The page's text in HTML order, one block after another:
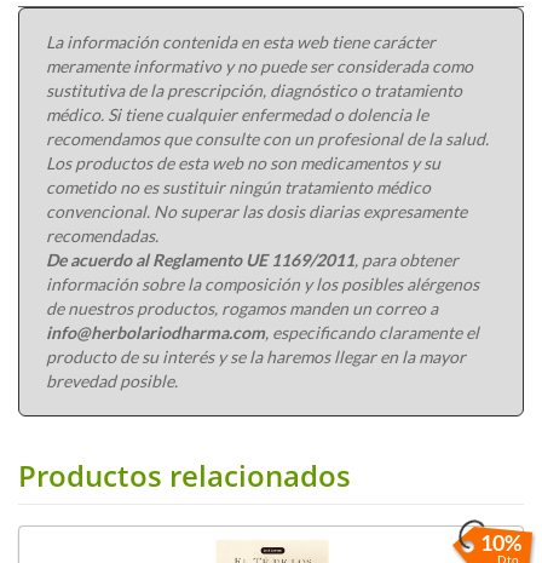
La información contenida en esta web tiene carácter
meramente informativo y no puede ser considerada como
sustitutiva de la prescripción, diagnóstico o tratamiento
médico. Si tiene cualquier enfermedad o dolencia le
recomendamos que consulte con un profesional de la salud.
Los productos de esta web no son medicamentos y su
cometido no es sustituir ningún tratamiento médico
convencional. No superar las dosis diarias expresamente
recomendadas.
De acuerdo al Reglamento UE 1169/2011, para obtener
información sobre la composición y los posibles alérgenos
de nuestros productos, rogamos manden un correo a
info@herbolariodharma.com, especificando claramente el
producto de su interés y se la haremos llegar en la mayor
brevedad posible.
Productos relacionados
10%
Dto.